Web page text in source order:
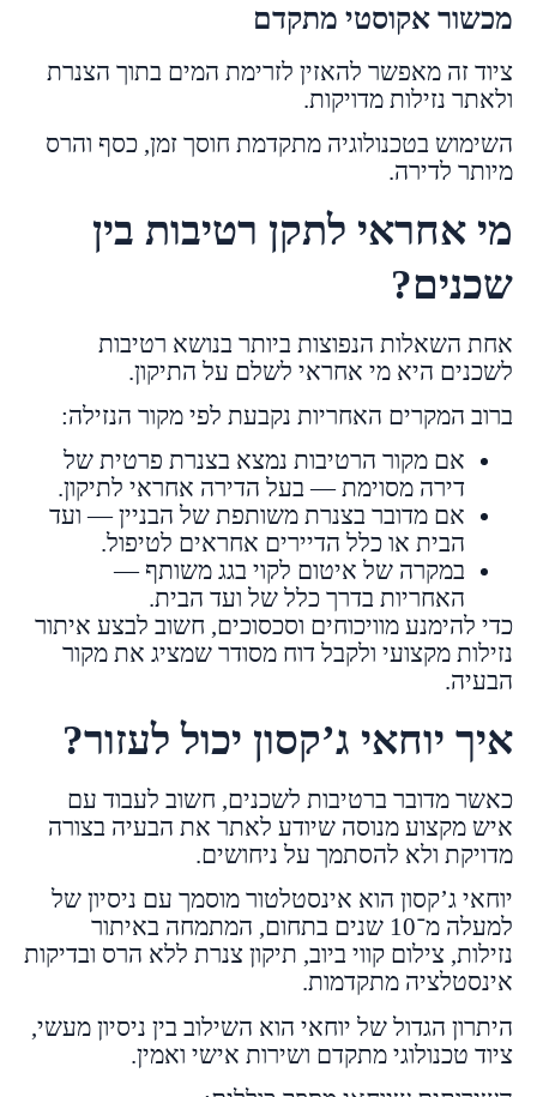
מכשור אקוסטי מתקדם
ציוד זה מאפשר להאזין לזרימת המים בתוך הצנרת
ולאתר נזילות מדויקות.
השימוש בטכנולוגיה מתקדמת חוסך זמן, כסף והרס
מיותר לדירה.
מי אחראי לתקן רטיבות בין
שכנים?
אחת השאלות הנפוצות ביותר בנושא רטיבות
לשכנים היא מי אחראי לשלם על התיקון.
ברוב המקרים האחריות נקבעת לפי מקור הנזילה:
אם מקור הרטיבות נמצא בצנרת פרטית של
דירה מסוימת — בעל הדירה אחראי לתיקון.
אם מדובר בצנרת משותפת של הבניין — ועד
הבית או כלל הדיירים אחראים לטיפול.
במקרה של איטום לקוי בגג משותף —
האחריות בדרך כלל של ועד הבית.
כדי להימנע מוויכוחים וסכסוכים, חשוב לבצע איתור
נזילות מקצועי ולקבל דוח מסודר שמציג את מקור
הבעיה.
איך יוחאי ג’קסון יכול לעזור?
כאשר מדובר ברטיבות לשכנים, חשוב לעבוד עם
איש מקצוע מנוסה שיודע לאתר את הבעיה בצורה
מדויקת ולא להסתמך על ניחושים.
יוחאי ג’קסון הוא אינסטלטור מוסמך עם ניסיון של
למעלה מ־10 שנים בתחום, המתמחה באיתור
נזילות, צילום קווי ביוב, תיקון צנרת ללא הרס ובדיקות
אינסטלציה מתקדמות.
היתרון הגדול של יוחאי הוא השילוב בין ניסיון מעשי,
ציוד טכנולוגי מתקדם ושירות אישי ואמין.